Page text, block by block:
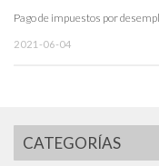
Pago de impuestos por
2021-06-04
CATEGORÍAS